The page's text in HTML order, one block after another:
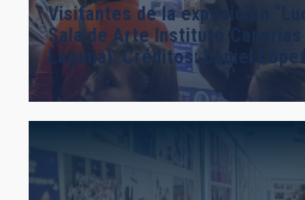
Visitantes de la exposición
Sala de Arte Instituto
Laguna). Créditos: Daniel